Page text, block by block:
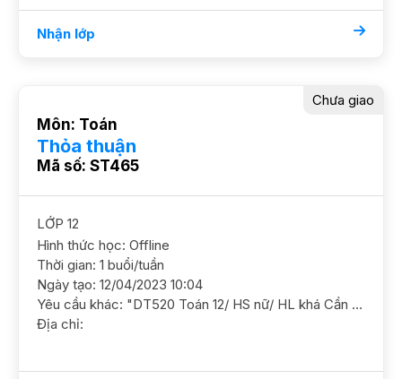
Nhận lớp
Môn: Toán
Thỏa thuận
Mã số: ST465
Chưa giao
LỚP 12
Hình thức học: Offline
Thời gian: 1 buổi/tuần
Ngày tạo: 12/04/2023 10:04
Yêu cầu khác: "DT520 Toán 12/ HS nữ/ HL khá Cần GS ôn luyện để chắc kiến thức,mục tiêu 8 Toán GS nữ. ĐC Keangnam, Phạm Hùng Học phí 180-220"
Địa chỉ: